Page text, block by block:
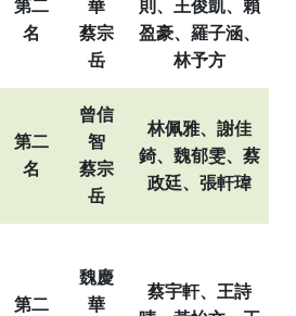
第二
名
華
蔡宗
岳
則、王俊凱、賴
盈豪、羅子涵、
林予方
第二
名
曾信
智
蔡宗
岳
林佩雅、謝佳
錡、魏郁雯、蔡
政廷、張軒瑋
第二
魏慶
華
蔡宇軒、王詩